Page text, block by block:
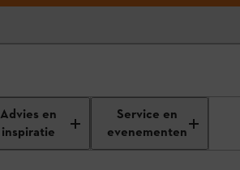
Advies en
inspiratie
Service en
evenementen